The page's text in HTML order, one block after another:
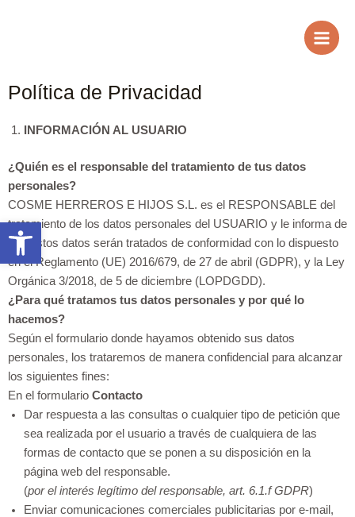
Abrir barra de herramientas
Menu
Política de Privacidad
INFORMACIÓN AL USUARIO
¿Quién es el responsable del tratamiento de tus datos
personales?
COSME HERREROS E HIJOS S.L. es el RESPONSABLE del
tratamiento de los datos personales del USUARIO y le informa de
que estos datos serán tratados de conformidad con lo dispuesto
en el Reglamento (UE) 2016/679, de 27 de abril (GDPR), y la Ley
Orgánica 3/2018, de 5 de diciembre (LOPDGDD).
¿Para qué tratamos tus datos personales y por qué lo
hacemos?
Según el formulario donde hayamos obtenido sus datos
personales, los trataremos de manera confidencial para alcanzar
los siguientes fines:
En el formulario Contacto
Dar respuesta a las consultas o cualquier tipo de petición que
sea realizada por el usuario a través de cualquiera de las
formas de contacto que se ponen a su disposición en la
página web del responsable.
(por el interés legítimo del responsable, art. 6.1.f GDPR)
Enviar comunicaciones comerciales publicitarias por e-mail,